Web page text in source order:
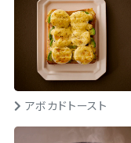
アボカドトースト